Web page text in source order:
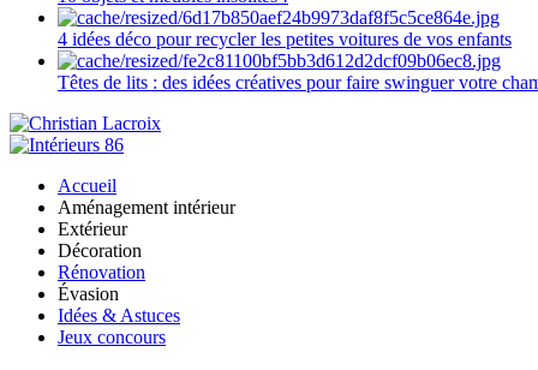
4 idées déco pour recycler les petites voitures de vos enfants
Têtes de lits : des idées créatives pour faire swinguer votre
Accueil
Aménagement intérieur
Extérieur
Décoration
Rénovation
Évasion
Idées & Astuces
Jeux concours